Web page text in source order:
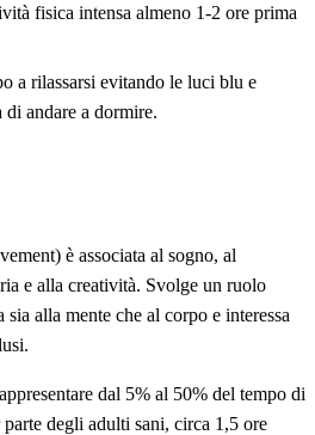
fisica intensa almeno 1-2 ore prima
a rilassarsi evitando le luci blu e
andare a dormire.
è associata al sogno, al
e alla creatività. Svolge un ruolo
alla mente che al corpo e interessa
dal 5% al 50% del tempo di
degli adulti sani, circa 1,5 ore